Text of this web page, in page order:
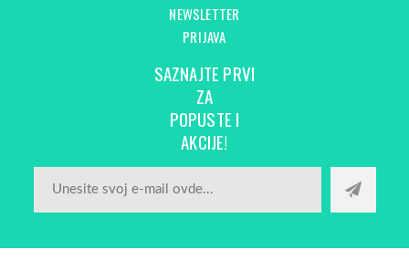
NEWSLETTER
PRIJAVA
SAZNAJTE PRVI
ZA
POPUSTE I
AKCIJE!